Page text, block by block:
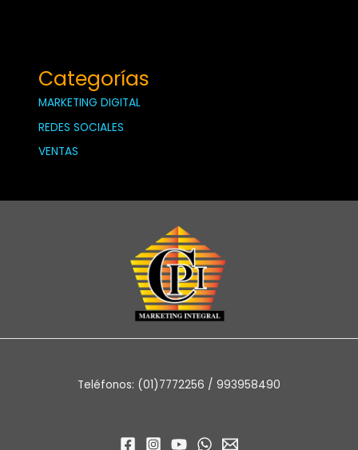
Categorías
MARKETING DIGITAL
REDES SOCIALES
VENTAS
Teléfonos: (01)7772256 / 993958490